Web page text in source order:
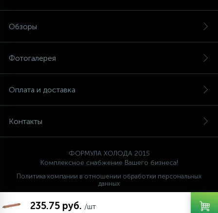
235.75 руб. /шт
Обзоры
Фотогалерея
Оплата и доставка
Контакты
ФОРМУЛА ХОЛОДА 2015
Комплексное снабжение Вашего бизнеса!
Политика компании в отношении обработки персональных
данных
FORMULA HOLODA